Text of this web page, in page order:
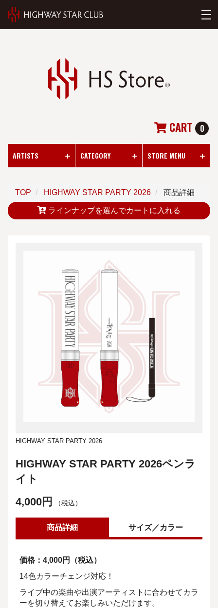
CART 0
ARTISTS CATEGORY STORE MENU
TOP HIGHWAY STAR PARTY 2026 商品詳細
ラインナップを選んでカートに入れる
HIGHWAY STAR PARTY 2026
HIGHWAY STAR PARTY 2026ペンラ
イト
4,000円
（税込）
商品詳細 サイズ／カラー
価格：4,000円（税込）
14色カラーチェンジ対応！
ライブ中の楽曲や出演アーティストに合わせてカラ
ーを切り替えてお楽しみいただけます。